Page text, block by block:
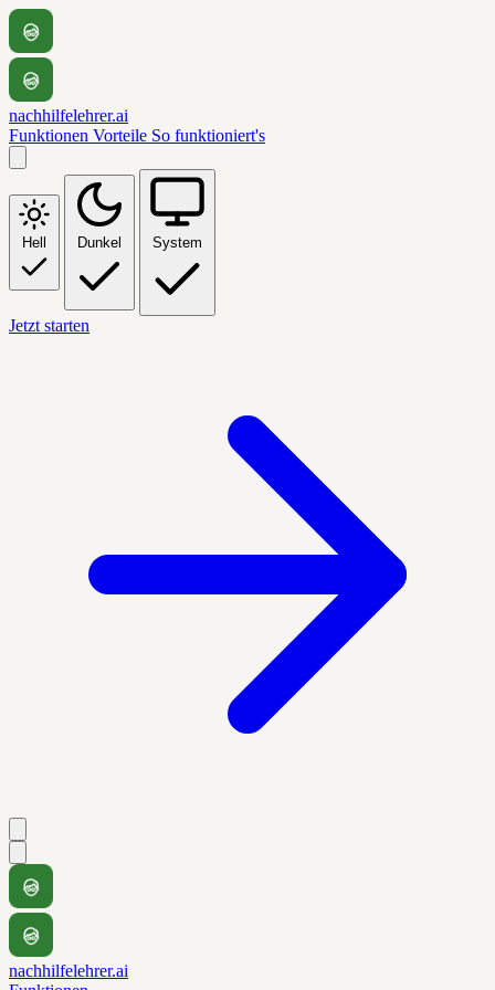
nachhilfelehrer.ai
Funktionen Vorteile So funktioniert's
Hell Dunkel System
Jetzt starten
nachhilfelehrer.ai